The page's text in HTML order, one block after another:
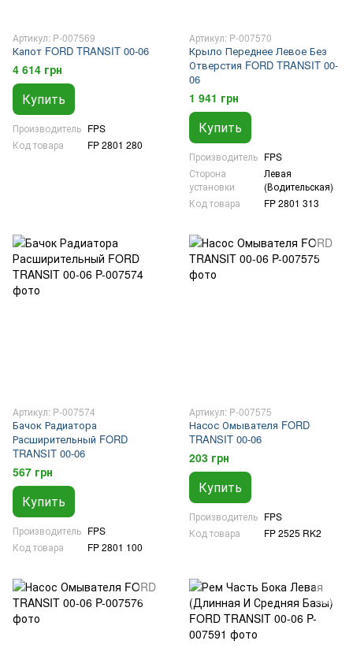
Артикул: P-007569
Капот FORD TRANSIT 00-06
4 614 грн
Купить
Производитель FPS
Код товара
FP 2801 280
Артикул: P-007570
Крыло Переднее Левое Без
Отверстия FORD TRANSIT 00-
06
1 941 грн
Купить
Производитель FPS
Сторона
установки
Левая
(Водительская)
Код товара
FP 2801 313
Артикул: P-007574
Бачок Радиатора
Расширительный FORD
TRANSIT 00-06
567 грн
Купить
Производитель FPS
Код товара
FP 2801 100
Артикул: P-007575
Насос Омывателя FORD
TRANSIT 00-06
203 грн
Купить
Производитель FPS
Код товара
FP 2525 RK2